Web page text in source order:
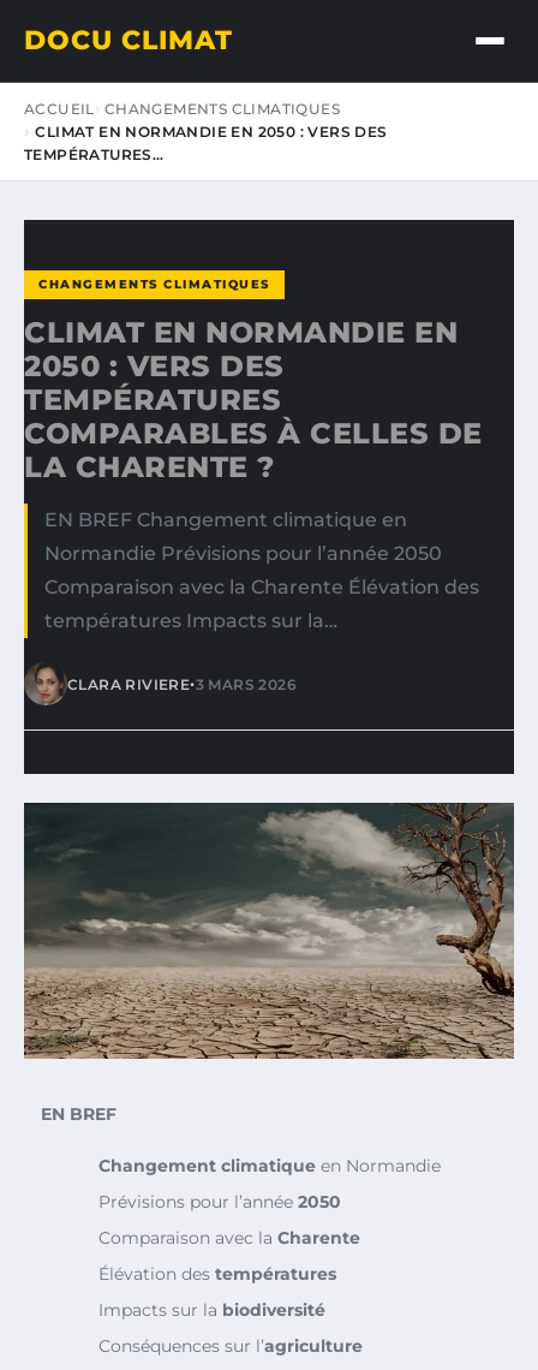
DOCU CLIMAT
ACCUEIL CHANGEMENTS CLIMATIQUES
CLIMAT EN NORMANDIE EN 2050 : VERS DES
TEMPÉRATURES…
CHANGEMENTS CLIMATIQUES
CLIMAT EN NORMANDIE EN
2050 : VERS DES
TEMPÉRATURES
COMPARABLES À CELLES DE
LA CHARENTE ?
EN BREF Changement climatique en
Normandie Prévisions pour l’année 2050
Comparaison avec la Charente Élévation des
températures Impacts sur la…
CLARA RIVIERE•3 MARS 2026
EN BREF
Changement climatique en Normandie
Prévisions pour l’année 2050
Comparaison avec la Charente
Élévation des températures
Impacts sur la biodiversité
Conséquences sur l’agriculture